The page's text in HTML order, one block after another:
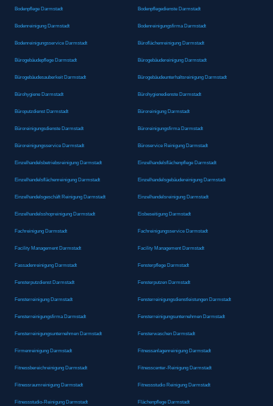
Bodenpflege Darmstadt Bodenpflegedienste Darmstadt
Bodenreinigung Darmstadt Bodenreinigungsfirma Darmstadt
Bodenreinigungsservice Darmstadt Büroflächenreinigung Darmstadt
Bürogebäudepflege Darmstadt Bürogebäudereinigung Darmstadt
Bürogebäudesauberkeit Darmstadt Bürogebäudeunterhaltsreinigung Darmstadt
Bürohygiene Darmstadt Bürohygienedienste Darmstadt
Büroputzdienst Darmstadt Büroreinigung Darmstadt
Büroreinigungsdienste Darmstadt Büroreinigungsfirma Darmstadt
Büroreinigungsservice Darmstadt Büroservice Reinigung Darmstadt
Einzelhandelsbetriebsreinigung Darmstadt Einzelhandelsflächenpflege Darmstadt
Einzelhandelsflächenreinigung Darmstadt Einzelhandelsgebäudereinigung Darmstadt
Einzelhandelsgeschäft Reinigung Darmstadt Einzelhandelsreinigung Darmstadt
Einzelhandelsshopreinigung Darmstadt Eisbeseitigung Darmstadt
Fachreinigung Darmstadt Fachreinigungsservice Darmstadt
Facility Management Darmstadt Facility Management Darmstadt
Fassadenreinigung Darmstadt Fensterpflege Darmstadt
Fensterputzdienst Darmstadt Fensterputzen Darmstadt
Fensterreinigung Darmstadt Fensterreinigungsdienstleistungen Darmstadt
Fensterreinigungsfirma Darmstadt Fensterreinigungsunternehmen Darmstadt
Fensterreinigungsunternehmen Darmstadt Fensterwaschen Darmstadt
Firmenreinigung Darmstadt Fitnessanlagenreinigung Darmstadt
Fitnessbereichreinigung Darmstadt Fitnesscenter-Reinigung Darmstadt
Fitnessraumreinigung Darmstadt Fitnessstudio Reinigung Darmstadt
Fitnessstudio-Reinigung Darmstadt Flächenpflege Darmstadt